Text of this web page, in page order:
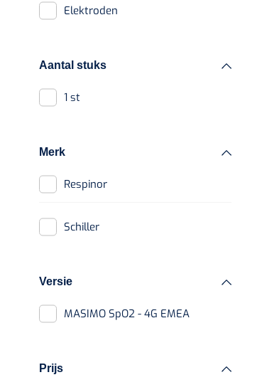
elektroden
Aantal stuks
1 st
Merk
Respinor
Schiller
Versie
MASIMO SpO2 - 4G EMEA
Prijs